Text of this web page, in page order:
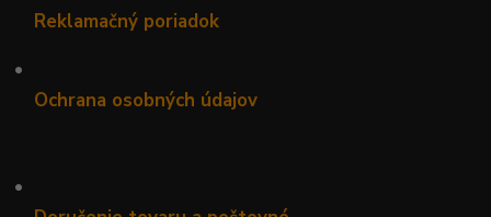
Reklamačný poriadok
•
Ochrana osobných údajov
•